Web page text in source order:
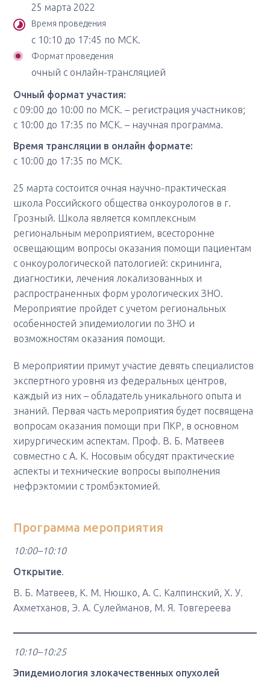
25 марта 2022
Время проведения
с 10:10 до 17:45 по МСК.
Формат проведения
очный с онлайн-трансляцией
Очный формат участия:
с 09:00 до 10:00 по МСК. – регистрация участников;
с 10:00 до 17:35 по МСК. – научная программа.
Время трансляции в онлайн формате:
с 10:00 до 17:35 по МСК.
25 марта состоится очная научно-практическая
школа Российского общества онкоурологов в г.
Грозный. Школа является комплексным
региональным мероприятием, всесторонне
освещающим вопросы оказания помощи пациентам
с онкоурологической патологией: скрининга,
диагностики, лечения локализованных и
распространенных форм урологических ЗНО.
Мероприятие пройдет с учетом региональных
особенностей эпидемиологии по ЗНО и
возможностям оказания помощи.
В мероприятии примут участие девять специалистов
экспертного уровня из федеральных центров,
каждый из них – обладатель уникального опыта и
знаний. Первая часть мероприятия будет посвящена
вопросам оказания помощи при ПКР, в основном
хирургическим аспектам. Проф. В. Б. Матвеев
совместно с А. К. Носовым обсудят практические
аспекты и технические вопросы выполнения
нефрэктомии с тромбэктомией.
Программа мероприятия
10:00–10:10
Открытие.
В. Б. Матвеев, К. М. Нюшко, А. С. Калпинский, Х. У.
Ахметханов, Э. А. Сулейманов, М. Я. Товгереева
10:10–10:25
Эпидемиология злокачественных опухолей